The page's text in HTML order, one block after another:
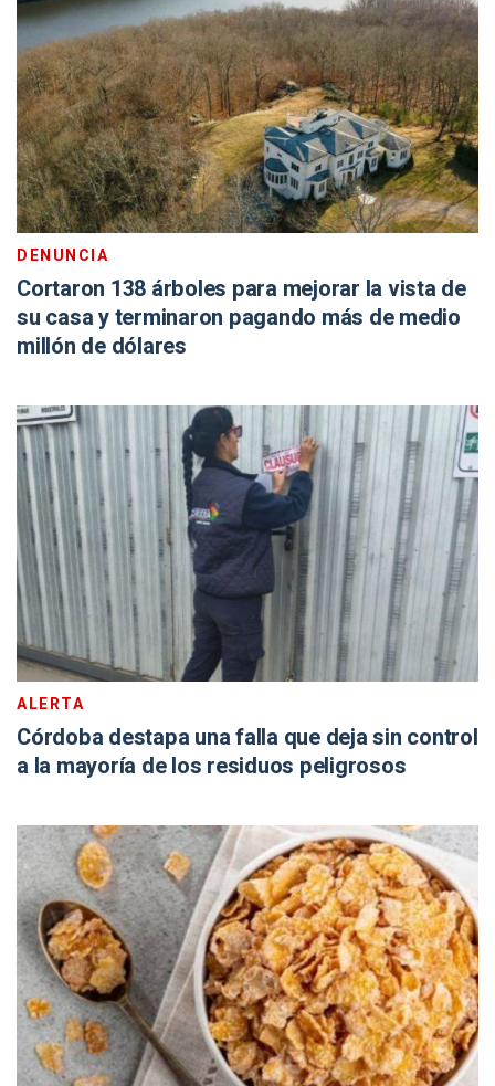
DENUNCIA
Cortaron 138 árboles para mejorar la vista de
su casa y terminaron pagando más de medio
millón de dólares
ALERTA
Córdoba destapa una falla que deja sin control
a la mayoría de los residuos peligrosos